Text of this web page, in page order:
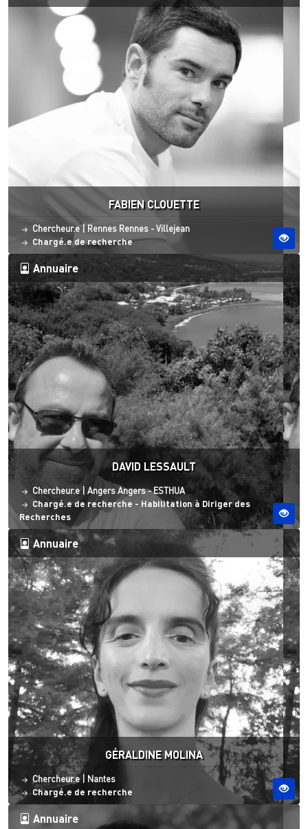
FABIEN CLOUETTE
Statut
Chercheur.e Site ESO
Rennes Rennes - Villejean
Chargé.e de recherche
Annuaire
DAVID LESSAULT
Statut
Chercheur.e Site ESO
AngersAngers - ESTHUA
Chargé.e de recherche - Habilitation à Diriger des
Recherches
Annuaire
GÉRALDINE MOLINA
Statut
Chercheur.e | Site ESO
Nantes
Chargé.e de recherche
Annuaire